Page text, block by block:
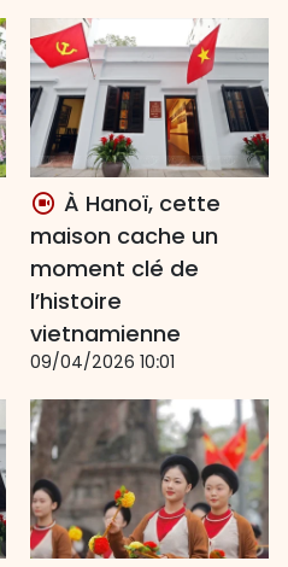
À Hanoï, cette
maison cache un
moment clé de
l’histoire
vietnamienne
09/04/2026 10:01